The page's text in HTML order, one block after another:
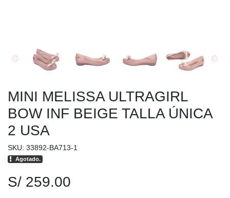
MINI MELISSA ULTRAGIRL
BOW INF BEIGE TALLA ÚNICA
2 USA
SKU: 33892-BA713-1
Agotado.
S/ 259.00